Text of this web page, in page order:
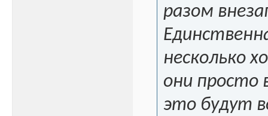
разом
несколько
они просто
это будут